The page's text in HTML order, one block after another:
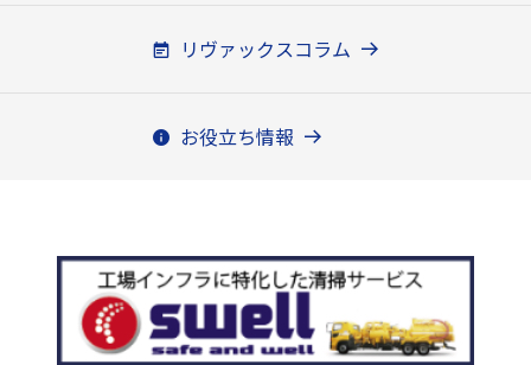
リヴァックスコラム
お役立ち情報